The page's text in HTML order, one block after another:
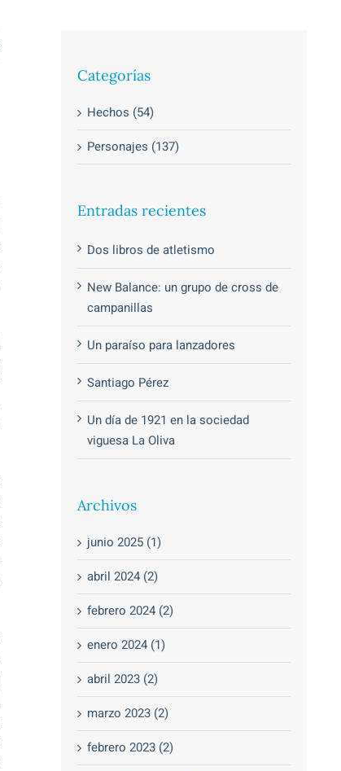
Categorías
Hechos (54)
Personajes (137)
Entradas recientes
Dos libros de atletismo
New Balance: un grupo de cross de
campanillas
Un paraíso para lanzadores
Santiago Pérez
Un día de 1921 en la sociedad
viguesa La Oliva
Archivos
junio 2025 (1)
abril 2024 (2)
febrero 2024 (2)
enero 2024 (1)
abril 2023 (2)
marzo 2023 (2)
febrero 2023 (2)